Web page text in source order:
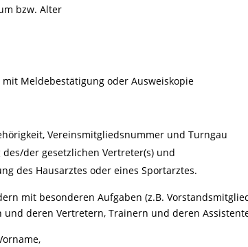
bzw. Alter
Meldebestätigung oder Ausweiskopie
Vereinsmitgliedsnummer und Turngau
des/der gesetzlichen Vertreter(s) und
des Hausarztes oder eines Sportarztes.
mit besonderen Aufgaben (z.B.
und deren Vertretern, Trainern und deren